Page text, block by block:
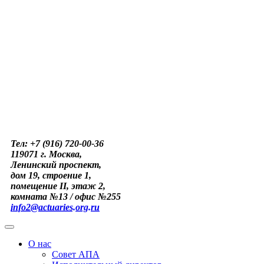
Тел: +7 (916) 720-00-36
119071 г. Москва,
Ленинский проспект,
дом 19, строение 1,
помещение II, этаж 2,
комната №13 / офис №255
info2@actuaries.org.ru
О нас
Совет АПА